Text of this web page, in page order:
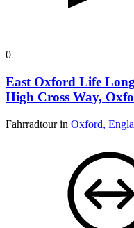
0
East Oxford Life
High Cross Way,
Fahrradtour in Oxford,